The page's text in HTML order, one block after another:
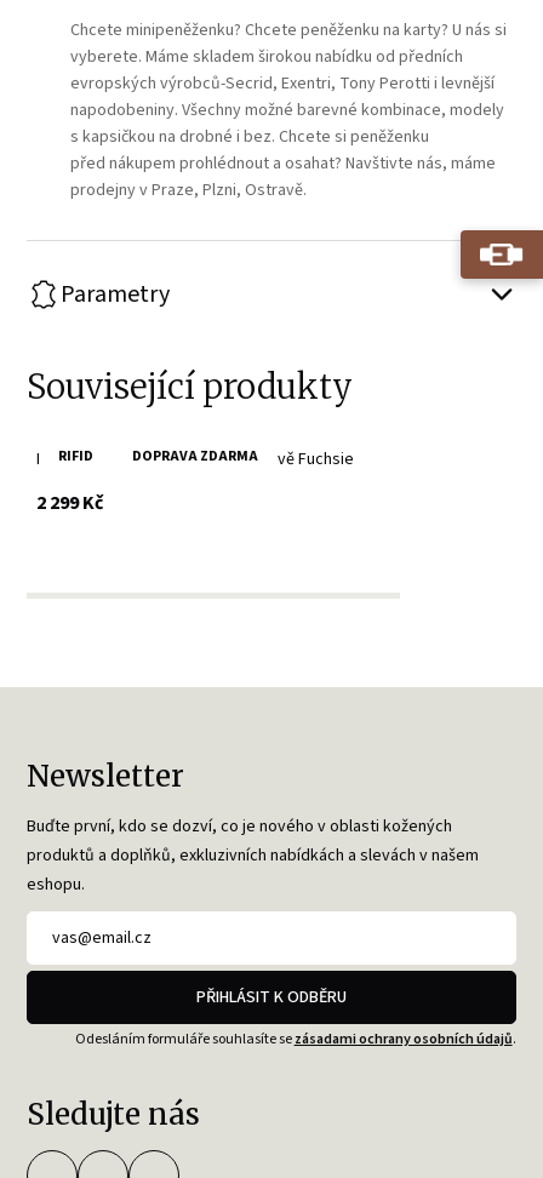
Chcete minipeněženku? Chcete peněženku na karty? U nás si
vyberete. Máme skladem širokou nabídku od předních
evropských výrobců-Secrid, Exentri, Tony Perotti i levnější
napodobeniny. Všechny možné barevné kombinace, modely
s kapsičkou na drobné i bez. Chcete si peněženku
před nákupem prohlédnout a osahat? Navštivte nás, máme
prodejny v Praze, Plzni, Ostravě.
Parametry
Související produkty
RIFID DOPRAVA ZDARMA
Minipeněženka Tony Perotti v barvě Fuchsie
2 299 Kčs DPH
Newsletter
Buďte první, kdo se dozví, co je nového v oblasti kožených
produktů a doplňků, exkluzivních nabídkách a slevách v našem
eshopu.
PŘIHLÁSIT K ODBĚRU
Odesláním formuláře souhlasíte sezásadami ochrany osobních údajů.
Sledujte nás